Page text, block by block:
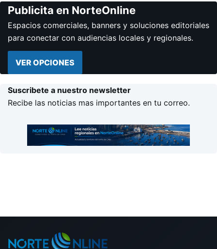
Publicita en NorteOnline
Espacios comerciales, banners y soluciones editoriales
para conectar con audiencias locales y regionales.
VER OPCIONES
Suscribete a nuestro newsletter
Recibe las noticias mas importantes en tu correo.